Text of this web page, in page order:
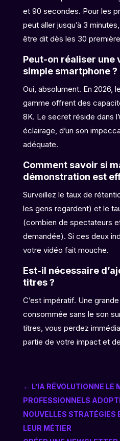
et 90 secondes. Pour les
peut aller jusqu’à 3
être dit dès les 30
Peut-on réaliser une
simple smartphone ?
Oui, absolument. En 2026,
gamme offrent des
8K. Le secret réside dans
éclairage, d’un son
adéquate.
Comment savoir si
démonstration est
Surveillez le taux de
les gens regardent) et le
(combien de spectateurs
demandée). Si ces deux
votre vidéo fait mouche.
Est-il nécessaire
titres ?
C’est impératif. Une
consommée sans le son
titres, vous perdez
partie de votre impact et
← L’IA RÉVOLUTIONNE
PROFESSIONNELS
NOUVELLES STRATÉGIES
LEUR MÉTIER